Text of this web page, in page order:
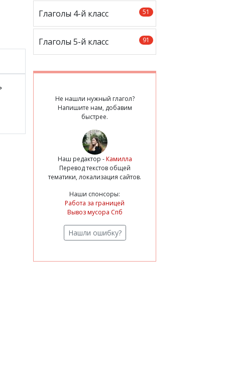
51
Глаголы 4-й класс
91
Глаголы 5-й класс
Не нашли нужный глагол?
Напишите нам, добавим
быстрее.
Наш редактор -Камилла
Перевод текстов общей
тематики, локализация сайтов.
Наши спонсоры:
Работа за границей
Вывоз мусора Спб
Нашли ошибку?